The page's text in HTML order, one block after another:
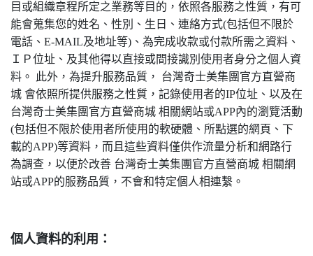
目或組織章程所定之業務等目的，依照各服務之性質，有可
能會蒐集您的姓名、性別、生日、連絡方式(包括但不限於
電話、E-MAIL及地址等)、為完成收款或付款所需之資料、
ＩＰ位址、及其他得以直接或間接識別使用者身分之個人資
料。 此外，為提升服務品質， 台灣奇士美集團官方直營商
城 會依照所提供服務之性質，記錄使用者的IP位址、以及在
台灣奇士美集團官方直營商城 相關網站或APP內的瀏覽活動
(包括但不限於使用者所使用的軟硬體、所點選的網頁、下
載的APP)等資料，而且這些資料僅供作流量分析和網路行
為調查，以便於改善 台灣奇士美集團官方直營商城 相關網
站或APP的服務品質，不會和特定個人相連繫。
個人資料的利用：